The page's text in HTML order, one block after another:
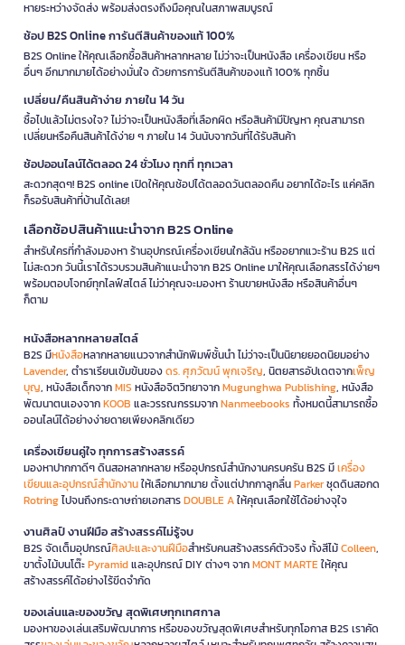
หายระหว่างจัดส่ง พร้อมส่งตรงถึงมือคุณในสภาพสมบูรณ์
ช้อป B2S Online การันตีสินค้าของแท้ 100%
B2S Online ให้คุณเลือกซื้อสินค้าหลากหลาย ไม่ว่าจะเป็นหนังสือ เครื่องเขียน หรือ
อื่นๆ อีกมากมายได้อย่างมั่นใจ ด้วยการการันตีสินค้าของแท้ 100% ทุกชิ้น
เปลี่ยน/คืนสินค้าง่าย ภายใน 14 วัน
ซื้อไปแล้วไม่ตรงใจ? ไม่ว่าจะเป็นหนังสือที่เลือกผิด หรือสินค้ามีปัญหา คุณสามารถ
เปลี่ยนหรือคืนสินค้าได้ง่าย ๆ ภายใน 14 วันนับจากวันที่ได้รับสินค้า
ช้อปออนไลน์ได้ตลอด 24 ชั่วโมง ทุกที่ ทุกเวลา
สะดวกสุดๆ! B2S online เปิดให้คุณช้อปได้ตลอดวันตลอดคืน อยากได้อะไร แค่คลิก
ก็รอรับสินค้าที่บ้านได้เลย!
เลือกช้อปสินค้าแนะนำจาก B2S Online
สำหรับใครที่กำลังมองหา ร้านอุปกรณ์เครื่องเขียนใกล้ฉัน หรืออยากแวะร้าน B2S แต่
ไม่สะดวก วันนี้เราได้รวบรวมสินค้าแนะนำจาก B2S Online มาให้คุณเลือกสรรได้ง่ายๆ
พร้อมตอบโจทย์ทุกไลฟ์สไตล์ ไม่ว่าคุณจะมองหา ร้านขายหนังสือ หรือสินค้าอื่นๆ
ก็ตาม
หนังสือหลากหลายสไตล์
B2S มีหนังสือหลากหลายแนวจากสำนักพิมพ์ชั้นนำ ไม่ว่าจะเป็นนิยายยอดนิยมอย่าง
Lavender, ตำราเรียนเข้มข้นของดร. ศุภวัฒน์ พุกเจริญ, นิตยสารอัปเดตจากเพ็ญ
บุญ, หนังสือเด็กจากMIS หนังสือจิตวิทยาจากMugunghwa Publishing, หนังสือ
พัฒนาตนเองจากKOOB และวรรณกรรมจากNanmeebooks ทั้งหมดนี้สามารถซื้อ
ออนไลน์ได้อย่างง่ายดายเพียงคลิกเดียว
เครื่องเขียนคู่ใจ ทุกการสร้างสรรค์
มองหาปากกาดีๆ ดินสอหลากหลาย หรืออุปกรณ์สำนักงานครบครัน B2S มีเครื่อง
เขียนและอุปกรณ์สำนักงานให้เลือกมากมาย ตั้งแต่ปากกาลูกลื่นParkerชุดดินสอกด
Rotringไปจนถึงกระดาษถ่ายเอกสารDOUBLE Aให้คุณเลือกใช้ได้อย่างจุใจ
งานศิลป์ งานฝีมือ สร้างสรรค์ไม่รู้จบ
B2S จัดเต็มอุปกรณ์ศิลปะและงานฝีมือสำหรับคนสร้างสรรค์ตัวจริง ทั้งสีไม้Colleen,
ขาตั้งไม้บนโต๊ะPyramidและอุปกรณ์ DIY ต่างๆ จากMONT MARTEให้คุณ
สร้างสรรค์ได้อย่างไร้ขีดจำกัด
ของเล่นและของขวัญ สุดพิเศษทุกเทศกาล
มองหาของเล่นเสริมพัฒนาการ หรือของขวัญสุดพิเศษสำหรับทุกโอกาส B2S เราคัด